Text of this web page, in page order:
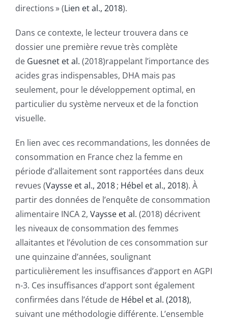
directions » (Lien et al., 2018).
Dans ce contexte, le lecteur trouvera dans ce
dossier une première revue très complète
de Guesnet et al. (2018)rappelant l’importance des
acides gras indispensables, DHA mais pas
seulement, pour le développement optimal, en
particulier du système nerveux et de la fonction
visuelle.
En lien avec ces recommandations, les données de
consommation en France chez la femme en
période d’allaitement sont rapportées dans deux
revues (Vaysse et al., 2018; Hébel et al., 2018). À
partir des données de l’enquête de consommation
alimentaire INCA 2, Vaysse et al. (2018) décrivent
les niveaux de consommation des femmes
allaitantes et l’évolution de ces consommation sur
une quinzaine d’années, soulignant
particulièrement les insuffisances d’apport en AGPI
n-3. Ces insuffisances d’apport sont également
confirmées dans l’étude de Hébel et al. (2018),
suivant une méthodologie différente. L’ensemble